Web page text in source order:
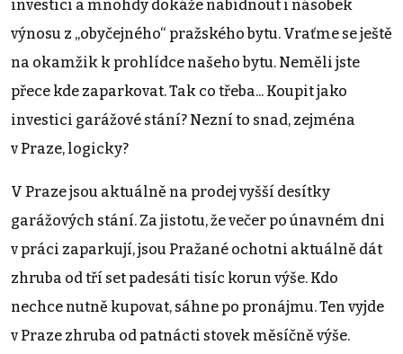
investici a mnohdy dokáže nabídnout i násobek
výnosu z „obyčejného“ pražského bytu. Vraťme se ještě
na okamžik k prohlídce našeho bytu. Neměli jste
přece kde zaparkovat. Tak co třeba... Koupit jako
investici garážové stání? Nezní to snad, zejména
v Praze, logicky?
V Praze jsou aktuálně na prodej vyšší desítky
garážových stání. Za jistotu, že večer po únavném dni
v práci zaparkují, jsou Pražané ochotni aktuálně dát
zhruba od tří set padesáti tisíc korun výše. Kdo
nechce nutně kupovat, sáhne po pronájmu. Ten vyjde
v Praze zhruba od patnácti stovek měsíčně výše.